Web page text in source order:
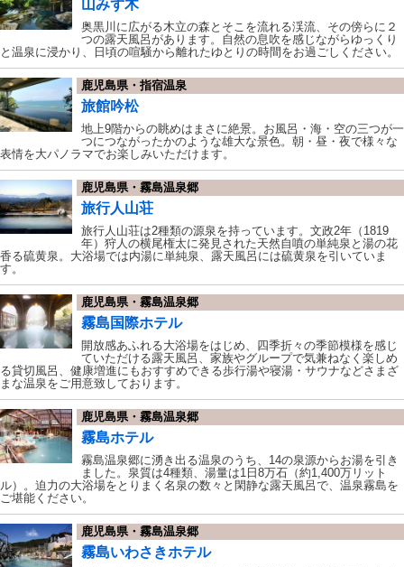
山みず木
奥黒川に広がる木立の森とそこを流れる渓流、その傍らに２
つの露天風呂があります。自然の息吹を感じながらゆっくり
と温泉に浸かり、日頃の喧騒から離れたゆとりの時間をお過ごしください。
鹿児島県・指宿温泉
旅館吟松
地上9階からの眺めはまさに絶景。お風呂・海・空の三つが一
つにつながったかのような雄大な景色。朝・昼・夜で様々な
表情を大パノラマでお楽しみいただけます。
鹿児島県・霧島温泉郷
旅行人山荘
旅行人山荘は2種類の源泉を持っています。文政2年（1819
年）狩人の横尾権太に発見された天然自噴の単純泉と湯の花
香る硫黄泉。大浴場では内湯に単純泉、露天風呂には硫黄泉を引いていま
す。
鹿児島県・霧島温泉郷
霧島国際ホテル
開放感あふれる大浴場をはじめ、四季折々の季節模様を感じ
ていただける露天風呂、家族やグループで気兼ねなく楽しめ
る貸切風呂、健康増進にもおすすめできる歩行湯や寝湯・サウナなどさまざ
まな温泉をご用意致しております。
鹿児島県・霧島温泉郷
霧島ホテル
霧島温泉郷に湧き出る温泉のうち、14の泉源からお湯を引き
ました。泉質は4種類、湯量は1日8万石（約1,400万リット
ル）。迫力の大浴場をとりまく名泉の数々と閑静な露天風呂で、温泉霧島を
ご堪能ください。
鹿児島県・霧島温泉郷
霧島いわさきホテル